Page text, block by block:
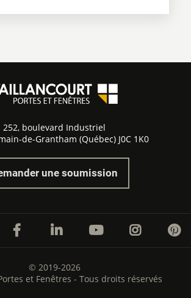
252, boulevard Industriel
de-Grantham (Québec) J0C 1K0
une soumission
© 2019-2026
et Fenêtres - Tous droits réservés